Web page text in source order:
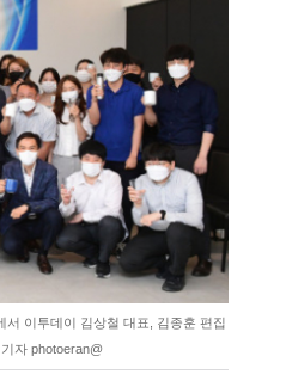
이투데이 김상철 대표, 김종훈 편집
자 photoeran@